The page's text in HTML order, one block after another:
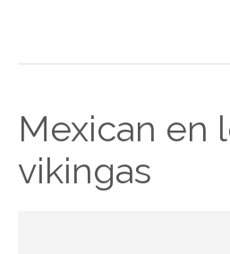
Mexican en
vikingas